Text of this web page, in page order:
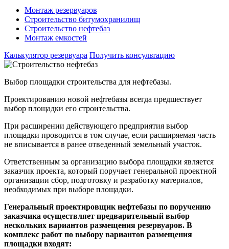
Монтаж резервуаров
Строительство битумохранилищ
Строительство нефтебаз
Монтаж емкостей
Калькулятор резервуара Получить консультацию
Выбор площадки строительства для нефтебазы.
Проектированию новой нефтебазы всегда предшествует
выбор площадки его строительства.
При расширении действующего предприятия выбор
площадки проводится в том случае, если расширяемая часть
не вписывается в ранее отведенный земельный участок.
Ответственным за организацию выбора площадки является
заказчик проекта, который поручает генеральной проектной
организации сбор, подготовку и разработку материалов,
необходимых при выборе площадки.
Генеральный проектировщик нефтебазы по поручению
заказчика осуществляет предварительный выбор
нескольких вариантов размещения резервуаров. В
комплекс работ по выбору вариантов размещения
площадки входят: